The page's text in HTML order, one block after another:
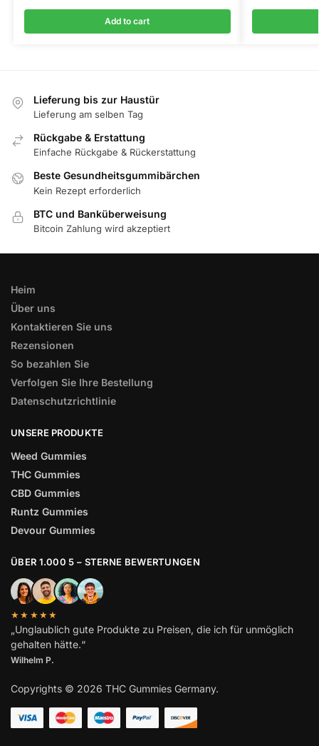
Add to cart
Lieferung bis zur Haustür
Lieferung am selben Tag
Rückgabe & Erstattung
Einfache Rückgabe & Rückerstattung
Beste Gesundheitsgummibärchen
Kein Rezept erforderlich
BTC und Banküberweisung
Bitcoin Zahlung wird akzeptiert
Heim
Über uns
Kontaktieren Sie uns
Rezensionen
So bezahlen Sie
Verfolgen Sie Ihre Bestellung
Datenschutzrichtlinie
UNSERE PRODUKTE
Weed Gummies
THC Gummies
CBD Gummies
Runtz Gummies
Devour Gummies
ÜBER 1.000 5 – STERNE BEWERTUNGEN
★★★★★
„Unglaublich gute Produkte zu Preisen, die ich für unmöglich
gehalten hätte.“
Wilhelm P.
Copyrights © 2026 THC Gummies Germany.